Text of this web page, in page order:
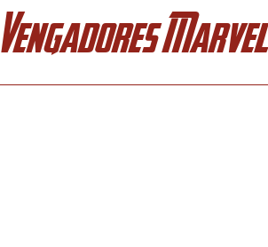
Vengadores Marvel